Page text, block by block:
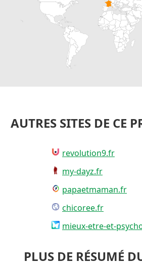
AUTRES SITES DE CE
revolution9.fr
my-dayz.fr
papaetmaman.fr
chicoree.fr
mieux-etre-et-
PLUS DE RÉSUMÉ